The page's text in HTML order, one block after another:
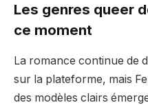
Les genres queer
ce moment
La romance continue de
sur la plateforme, mais
des modèles clairs